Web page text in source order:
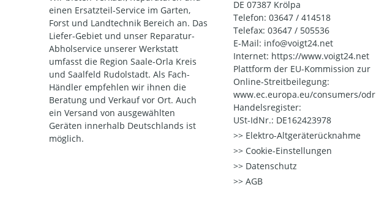
einen Ersatzteil-Service im Garten,
Forst und Landtechnik Bereich an. Das
Liefer-Gebiet und unser Reparatur-
Abholservice unserer Werkstatt
umfasst die Region Saale-Orla Kreis
und Saalfeld Rudolstadt. Als Fach-
Händler empfehlen wir ihnen die
Beratung und Verkauf vor Ort. Auch
ein Versand von ausgewählten
Geräten innerhalb Deutschlands ist
möglich.
DE 07387 Krölpa
Telefon: 03647 / 414518
Telefax: 03647 / 505536
E-Mail: info@voigt24.net
Internet: https://www.voigt24.net
Plattform der EU-Kommission zur
Online-Streitbeilegung:
www.ec.europa.eu/consumers/odr
Handelsregister:
USt-IdNr.: DE162423978
Elektro-Altgeräterücknahme
Cookie-Einstellungen
Datenschutz
AGB